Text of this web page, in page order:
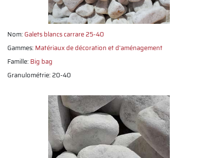
Nom: Galets blancs carrare 25-40
Gammes: Matériaux de décoration et d'aménagement
Famille: Big bag
Granulométrie: 20-40